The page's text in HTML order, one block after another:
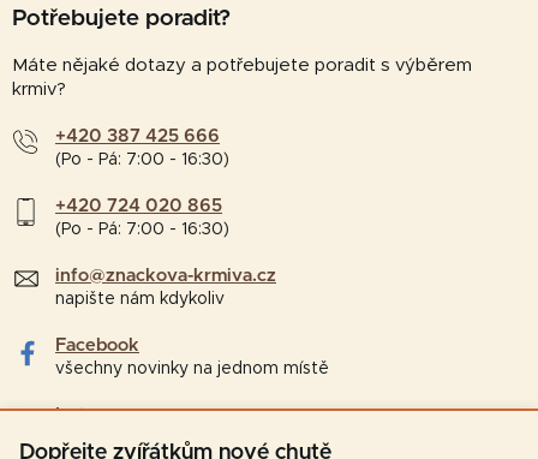
Dopřejte zvířátkům nové chutě
Potřebujete poradit?
Máte nějaké dotazy a potřebujete poradit s výběrem
krmiv?
+420 387 425 666
(Po - Pá: 7:00 - 16:30)
+420 724 020 865
(Po - Pá: 7:00 - 16:30)
info@znackova-krmiva.cz
napište nám kdykoliv
Facebook
všechny novinky na jednom místě
Instagram
tipy a zajímavosti pro chovatele